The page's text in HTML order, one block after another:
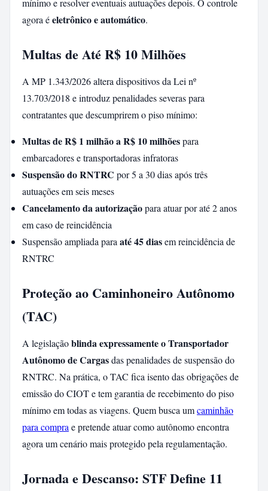
mínimo e resolver eventuais autuações depois. O controle
agora éeletrônico e automático.
Multas de Até R$ 10 Milhões
A MP 1.343/2026 altera dispositivos da Lei nº
13.703/2018 e introduz penalidades severas para
contratantes que descumprirem o piso mínimo:
Multas de R$ 1 milhão a R$ 10 milhõespara
embarcadores e transportadoras infratoras
Suspensão do RNTRC por 5 a 30 dias após três
autuações em seis meses
Cancelamento da autorizaçãopara atuar por até 2 anos
em caso de reincidência
Suspensão ampliada para até 45 diasem reincidência de
RNTRC
Proteção ao Caminhoneiro Autônomo
(TAC)
A legislaçãoblinda expressamente o Transportador
Autônomo de Cargasdas penalidades de suspensão do
RNTRC. Na prática, o TAC fica isento das obrigações de
emissão do CIOT e tem garantia de recebimento do piso
mínimo em todas as viagens. Quem busca umcaminhão
para compra e pretende atuar como autônomo encontra
agora um cenário mais protegido pela regulamentação.
Jornada e Descanso: STF Define 11